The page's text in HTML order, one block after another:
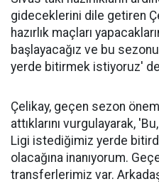
gideceklerini dile getiren
hazırlık maçları
başlayacağız ve bu
yerde bitirmek istiyoruz'
Çelikay, geçen sezon
attıklarını vurgulayarak,
Ligi istediğimiz yerde
olacağına inanıyorum.
transferlerimiz var.